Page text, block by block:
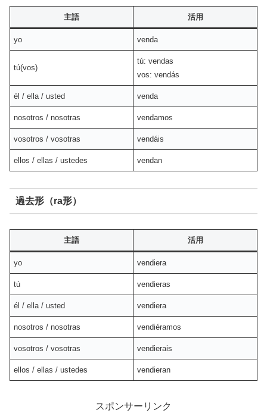
主語 活用
yo venda
tú(vos)
tú: vendas
vos: vendás
él / ella / usted venda
nosotros / nosotras vendamos
vosotros / vosotras vendáis
ellos / ellas / ustedes vendan
過去形（ra形）
主語 活用
yo vendiera
tú vendieras
él / ella / usted vendiera
nosotros / nosotras vendiéramos
vosotros / vosotras vendierais
ellos / ellas / ustedes vendieran
スポンサーリンク